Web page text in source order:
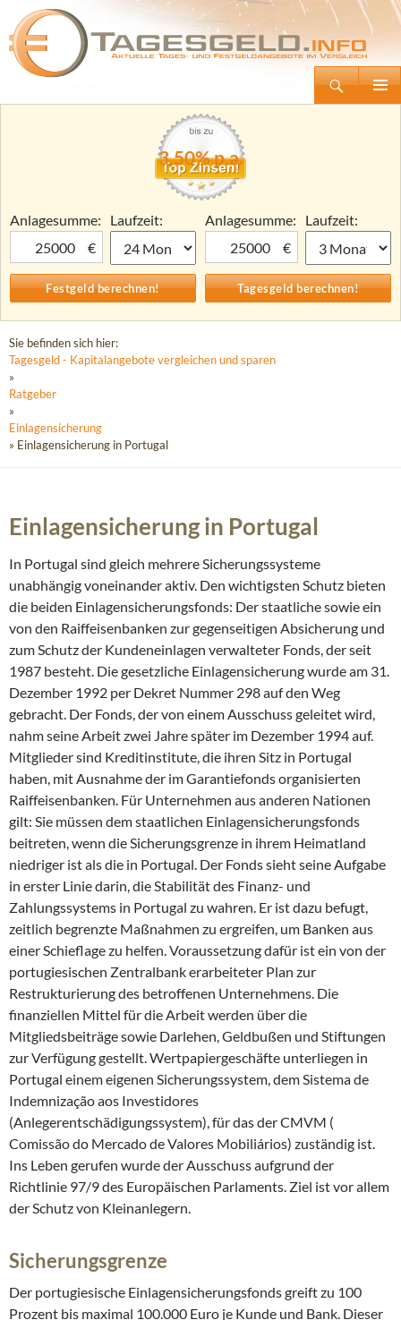
Tagesgeld.info – Tagesgeldkonten vergleichen und Tagesgeld-Zinsen berechnen
Zum
3,50% p.a.
Anlagesumme:
€
Laufzeit:
Anlagesumme:
€
Laufzeit:
Sie befinden sich hier:
Tagesgeld - Kapitalangebote vergleichen und sparen
»
Ratgeber
»
Einlagensicherung
» Einlagensicherung in Portugal
Einlagensicherung in Portugal
In Portugal sind gleich mehrere Sicherungssysteme
unabhängig voneinander aktiv. Den wichtigsten Schutz bieten
die beiden Einlagensicherungsfonds: Der staatliche sowie ein
von den Raiffeisenbanken zur gegenseitigen Absicherung und
zum Schutz der Kundeneinlagen verwalteter Fonds, der seit
1987 besteht. Die gesetzliche Einlagensicherung wurde am 31.
Dezember 1992 per Dekret Nummer 298 auf den Weg
gebracht. Der Fonds, der von einem Ausschuss geleitet wird,
nahm seine Arbeit zwei Jahre später im Dezember 1994 auf.
Mitglieder sind Kreditinstitute, die ihren Sitz in Portugal
haben, mit Ausnahme der im Garantiefonds organisierten
Raiffeisenbanken. Für Unternehmen aus anderen Nationen
gilt: Sie müssen dem staatlichen Einlagensicherungsfonds
beitreten, wenn die Sicherungsgrenze in ihrem Heimatland
niedriger ist als die in Portugal. Der Fonds sieht seine Aufgabe
in erster Linie darin, die Stabilität des Finanz- und
Zahlungssystems in Portugal zu wahren. Er ist dazu befugt,
zeitlich begrenzte Maßnahmen zu ergreifen, um Banken aus
einer Schieflage zu helfen. Voraussetzung dafür ist ein von der
portugiesischen Zentralbank erarbeiteter Plan zur
Restrukturierung des betroffenen Unternehmens. Die
finanziellen Mittel für die Arbeit werden über die
Mitgliedsbeiträge sowie Darlehen, Geldbußen und Stiftungen
zur Verfügung gestellt. Wertpapiergeschäfte unterliegen in
Portugal einem eigenen Sicherungssystem, dem Sistema de
Indemnização aos Investidores
(Anlegerentschädigungssystem), für das der CMVM (
Comissão do Mercado de Valores Mobiliários) zuständig ist.
Ins Leben gerufen wurde der Ausschuss aufgrund der
Richtlinie 97/9 des Europäischen Parlaments. Ziel ist vor allem
der Schutz von Kleinanlegern.
Sicherungsgrenze
Der portugiesische Einlagensicherungsfonds greift zu 100
Prozent bis maximal 100.000 Euro je Kunde und Bank. Dieser